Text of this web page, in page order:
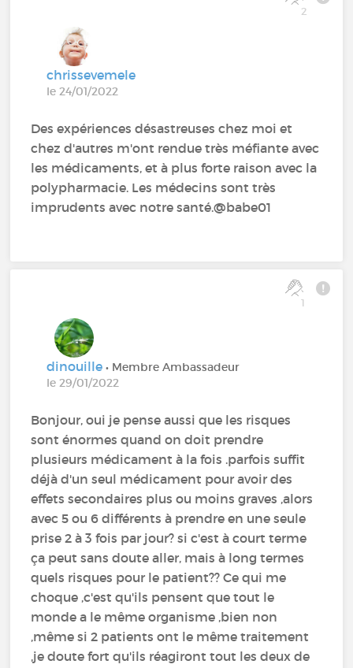
2
chrissevemele
le 24/01/2022
Des expériences désastreuses chez moi et
chez d'autres m'ont rendue très méfiante avec
les médicaments, et à plus forte raison avec la
polypharmacie. Les médecins sont très
imprudents avec notre santé.@babe01
1
dinouille• Membre Ambassadeur
le 29/01/2022
Bonjour, oui je pense aussi que les risques
sont énormes quand on doit prendre
plusieurs médicament à la fois .parfois suffit
déjà d'un seul médicament pour avoir des
effets secondaires plus ou moins graves ,alors
avec 5 ou 6 différents à prendre en une seule
prise 2 à 3 fois par jour? si c'est à court terme
ça peut sans doute aller, mais à long termes
quels risques pour le patient?? Ce qui me
choque ,c'est qu'ils pensent que tout le
monde a le même organisme ,bien non
,même si 2 patients ont le même traitement
,je doute fort qu'ils réagiront tout les deux de